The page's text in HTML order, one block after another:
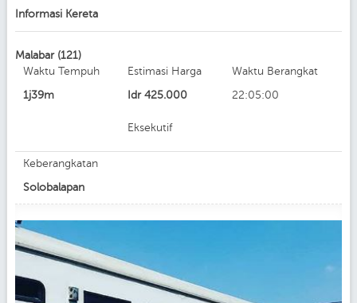
Informasi Kereta
Malabar (121)
Waktu Tempuh
1j39m
Estimasi Harga
Idr 425.000
Eksekutif
Waktu Berangkat
22:05:00
Keberangkatan
Solobalapan